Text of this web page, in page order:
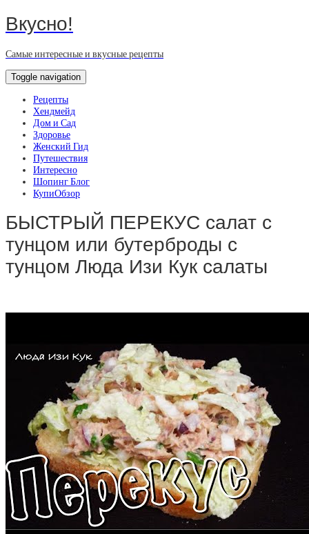
Вкусно!
Самые интересные и вкусные рецепты
Toggle navigation
Рецепты
Хендмейд
Дом и Сад
Здоровье
Женский Гид
Путешествия
Интересно
Шопинг Блог
КупиОбзор
БЫСТРЫЙ ПЕРЕКУС салат с
тунцом или бутерброды с
тунцом Люда Изи Кук салаты